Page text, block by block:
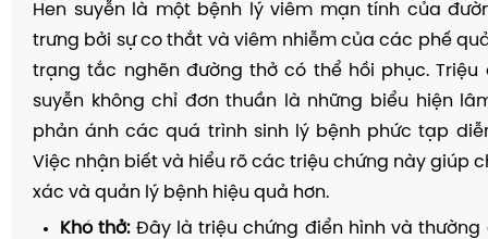
Hen suyễn là một bệnh lý viêm mạn tính của
trưng bởi sự co thắt và viêm nhiễm của các phế
trạng tắc nghẽn đường thở có thể hồi phục. Triệu
suyễn không chỉ đơn thuần là những biểu hiện
phản ánh các quá trình sinh lý bệnh phức tạp
Việc nhận biết và hiểu rõ các triệu chứng này giúp
xác và quản lý bệnh hiệu quả hơn.
Khó thở:Đây là triệu chứng điển hình và thường